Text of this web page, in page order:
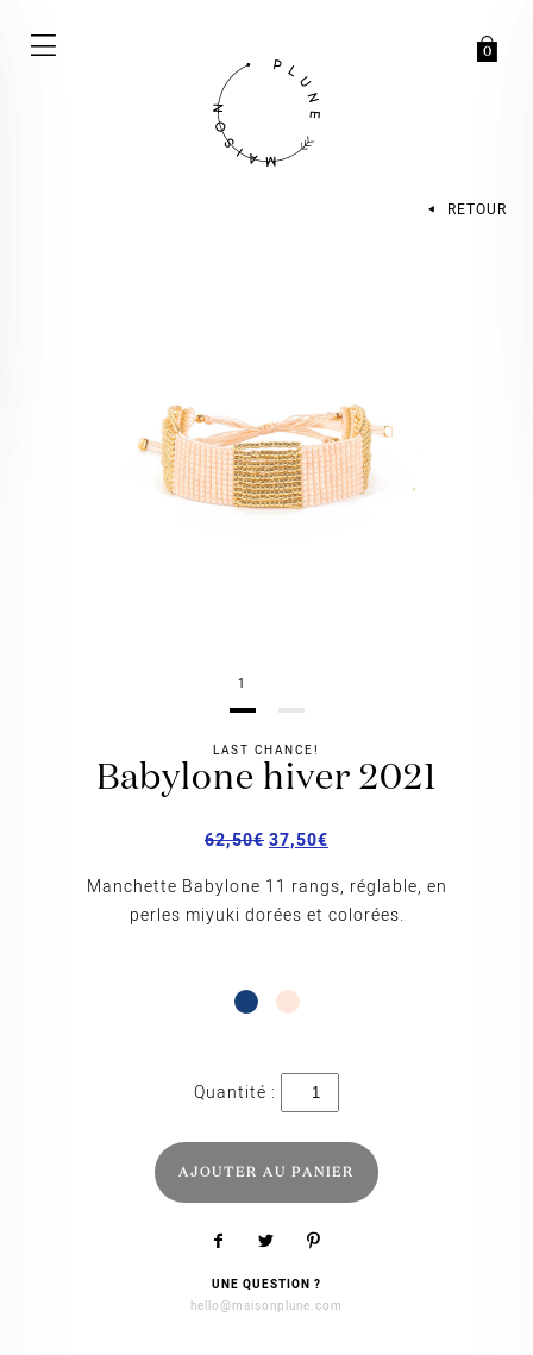
0
RETOUR
1
LAST CHANCE!
babylone hiver 2021
62,50€37,50€
Manchette Babylone 11 rangs, réglable, en
perles miyuki dorées et colorées.
quantité
Babylone
2021
AJOUTER AU PANIER
UNE QUESTION ?
hello@maisonplune.com